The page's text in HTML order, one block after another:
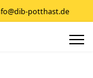
potthast.de